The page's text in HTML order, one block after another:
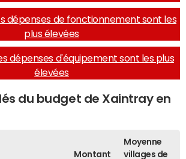
dépenses de fonctionnement sont les
plus élevées
dépenses d'équipement sont les plus
élevées
du budget de Xaintray en
Montant
Moyenne
villages de